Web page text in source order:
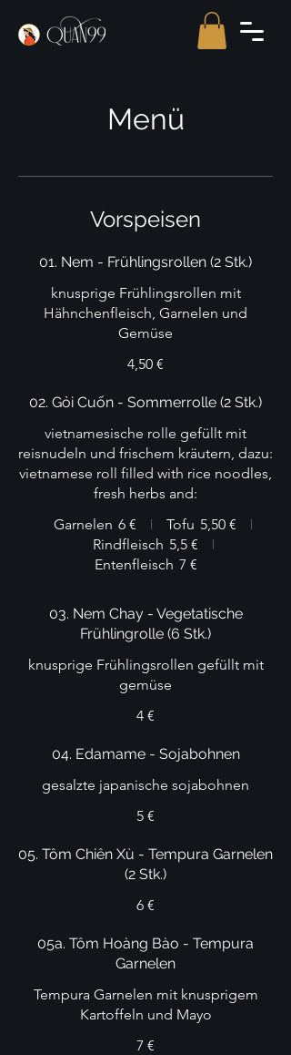
Menü
Vorspeisen
01. Nem - Frühlingsrollen (2 Stk.)
knusprige Frühlingsrollen mit
Hähnchenfleisch, Garnelen und
Gemüse
4,50 €
02. Gỏi Cuốn - Sommerrolle (2 Stk.)
vietnamesische rolle gefüllt mit
reisnudeln und frischem kräutern, dazu:
vietnamese roll filled with rice noodles,
fresh herbs and:
Garnelen 6 € Tofu 5,50 €
Rindfleisch 5,5 €
Entenfleisch 7 €
03. Nem Chay - Vegetatische
Frühlingrolle (6 Stk.)
knusprige Frühlingsrollen gefüllt mit
4 €
04. Edamame - Sojabohnen
gesalzte japanische sojabohnen
5 €
05. Tôm Chiên Xù - Tempura Garnelen
(2 Stk.)
6 €
05a. Tôm Hoàng Bào - Tempura
Garnelen
Tempura Garnelen mit knusprigem
Kartoffeln und Mayo
7 €